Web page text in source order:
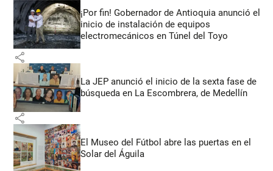
¡Por fin! Gobernador de Antioquia anunció el
inicio de instalación de equipos
electromecánicos en Túnel del Toyo
share
La JEP anunció el inicio de la sexta fase de
búsqueda en La Escombrera, de Medellín
share
El Museo del Fútbol abre las puertas en el
Solar del Águila